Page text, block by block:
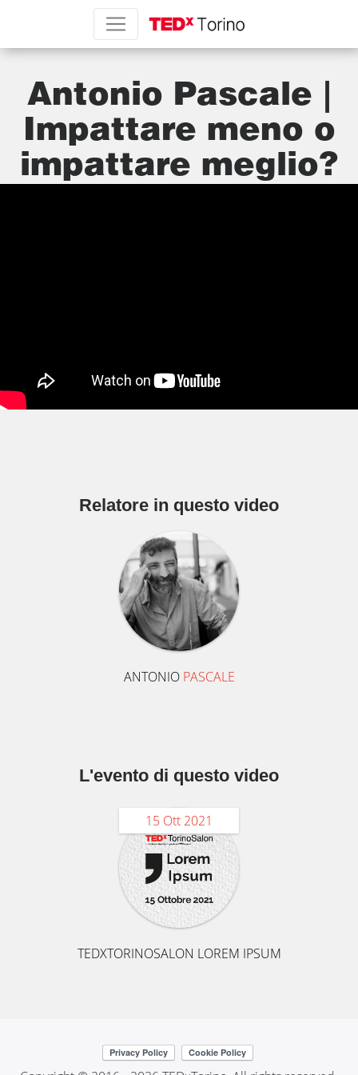
Antonio Pascale |
Impattare meno o
impattare meglio?
Relatore in questo video
ANTONIO PASCALE
L'evento di questo video
15 Ott 2021
TEDXTORINOSALON LOREM IPSUM